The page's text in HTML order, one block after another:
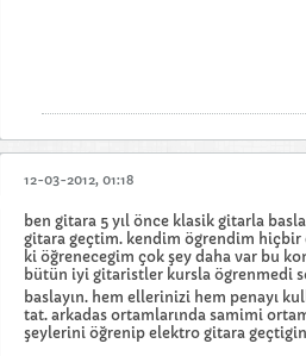
12-03-2012, 01:18
ben gitara 5 yıl önce klasik gitarla
gitara geçtim. kendim ögrendim hiçbir
ki öğrenecegim çok şey daha var bu
bütün iyi gitaristler kursla ögrenmedi
baslayın. hem ellerinizi hem penayı
tat. arkadas ortamlarında samimi
şeylerini öğrenip elektro gitara